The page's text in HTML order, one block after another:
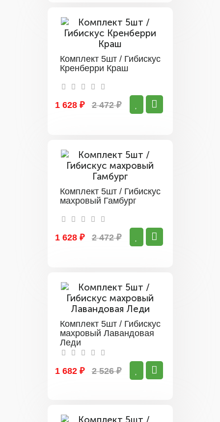
Комплект 5шт / Гибискус
Кренберри Краш
1 628 ₽ 2 472 ₽
Комплект 5шт / Гибискус
махровый Гамбург
1 628 ₽ 2 472 ₽
Комплект 5шт / Гибискус
махровый Лавандовая
Леди
1 682 ₽ 2 526 ₽